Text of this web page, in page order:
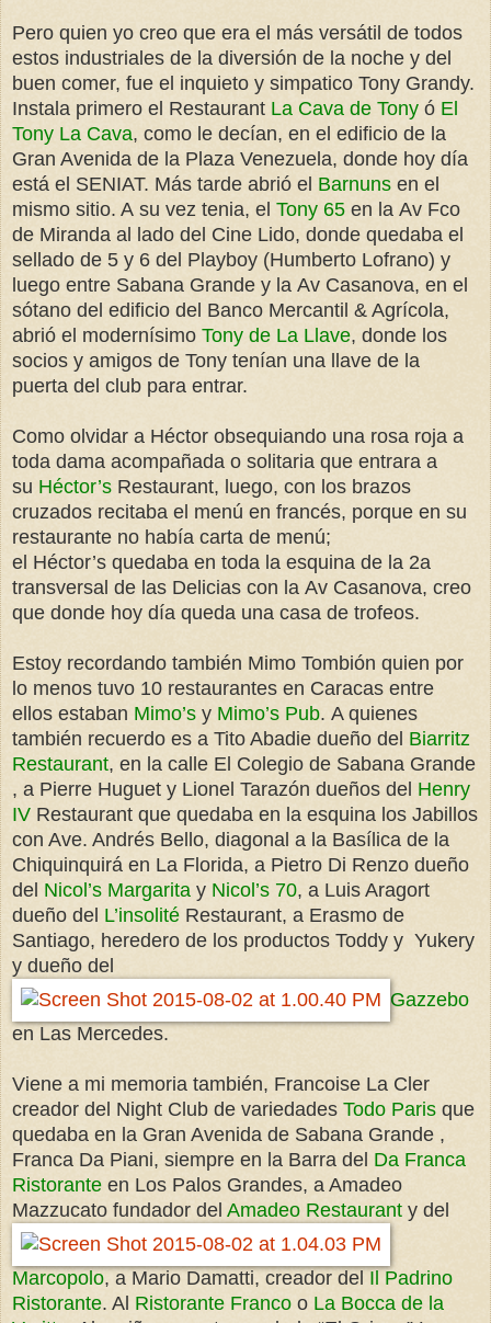
Pero quien yo creo que era el más versátil de todos
estos industriales de la diversión de la noche y del
buen comer, fue el inquieto y simpatico Tony Grandy.
Instala primero el Restaurant La Cava de Tony ó El
Tony La Cava, como le decían, en el edificio de la
Gran Avenida de la Plaza Venezuela, donde hoy día
está el SENIAT. Más tarde abrió el Barnuns en el
mismo sitio. A su vez tenia, el Tony 65 en la Av Fco
de Miranda al lado del Cine Lido, donde quedaba el
sellado de 5 y 6 del Playboy (Humberto Lofrano) y
luego entre Sabana Grande y la Av Casanova, en el
sótano del edificio del Banco Mercantil & Agrícola,
abrió el modernísimo Tony de La Llave, donde los
socios y amigos de Tony tenían una llave de la
puerta del club para entrar.
Como olvidar a Héctor obsequiando una rosa roja a
toda dama acompañada o solitaria que entrara a
su Héctor’s Restaurant, luego, con los brazos
cruzados recitaba el menú en francés, porque en su
restaurante no había carta de menú;
el Héctor’s quedaba en toda la esquina de la 2a
transversal de las Delicias con la Av Casanova, creo
que donde hoy día queda una casa de trofeos.
Estoy recordando también Mimo Tombión quien por
lo menos tuvo 10 restaurantes en Caracas entre
ellos estaban Mimo’s y Mimo’s Pub. A quienes
también recuerdo es a Tito Abadie dueño del Biarritz
Restaurant, en la calle El Colegio de Sabana Grande
, a Pierre Huguet y Lionel Tarazón dueños del Henry
IV Restaurant que quedaba en la esquina los Jabillos
con Ave. Andrés Bello, diagonal a la Basílica de la
Chiquinquirá en La Florida, a Pietro Di Renzo dueño
del Nicol’s Margarita y Nicol’s 70, a Luis Aragort
dueño del L’insolité Restaurant, a Erasmo de
Santiago, heredero de los productos Toddy y Yukery
y dueño del
Gazzebo
en Las Mercedes.
Viene a mi memoria también, Francoise La Cler
creador del Night Club de variedades Todo Paris que
quedaba en la Gran Avenida de Sabana Grande ,
Franca Da Piani, siempre en la Barra del Da Franca
Ristorante en Los Palos Grandes, a Amadeo
Mazzucato fundador del Amadeo Restaurant y del
Marcopolo, a Mario Damatti, creador del Il Padrino
Ristorante. Al Ristorante Franco o La Bocca de la